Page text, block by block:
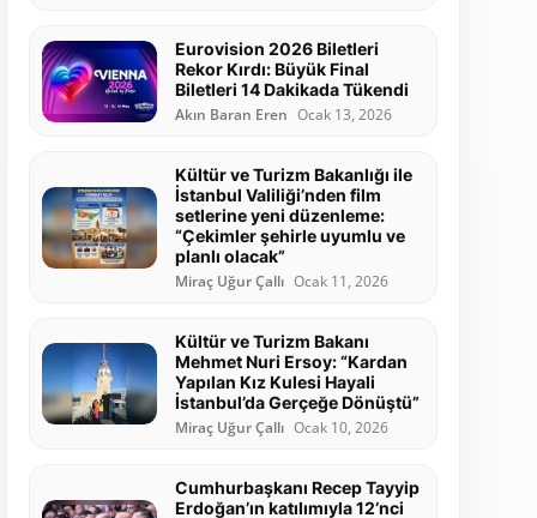
Eurovision 2026 Biletleri
Rekor Kırdı: Büyük Final
Biletleri 14 Dakikada Tükendi
Akın Baran Eren Ocak 13, 2026
Kültür ve Turizm Bakanlığı ile
İstanbul Valiliği’nden film
setlerine yeni düzenleme:
“Çekimler şehirle uyumlu ve
planlı olacak”
Miraç Uğur Çallı Ocak 11, 2026
Kültür ve Turizm Bakanı
Mehmet Nuri Ersoy: “Kardan
Yapılan Kız Kulesi Hayali
İstanbul’da Gerçeğe Dönüştü”
Miraç Uğur Çallı Ocak 10, 2026
Cumhurbaşkanı Recep Tayyip
Erdoğan’ın katılımıyla 12’nci